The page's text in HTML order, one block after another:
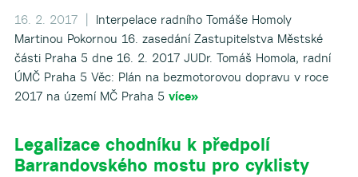
16. 2. 2017 |
Interpelace radního Tomáše Homoly
Martinou Pokornou 16. zasedání Zastupitelstva Městské
části Praha 5 dne 16. 2. 2017 JUDr. Tomáš Homola, radní
ÚMČ Praha 5 Věc: Plán na bezmotorovou dopravu v roce
2017 na území MČ Praha 5 více»
Legalizace chodníku k předpolí
Barrandovského mostu pro cyklisty